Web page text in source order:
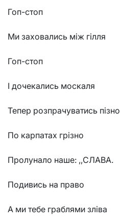
Гоп-стоп
Ми заховались між гілля
Гоп-стоп
І дочекались москаля
Тепер розпрачуватись пізно
По карпатах грізно
Пролунало наше: ,,СЛАВА.
Подивись на право
А ми тебе граблями зліва